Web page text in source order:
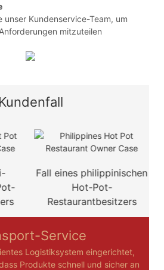
unser Kundenservice-Team, um
mitzuteilen
Fall eines philippinischen
Hot-Pot-
Restaurantbesitzers
Service
Logistiksystem eingerichtet,
Produkte schnell und sicher an